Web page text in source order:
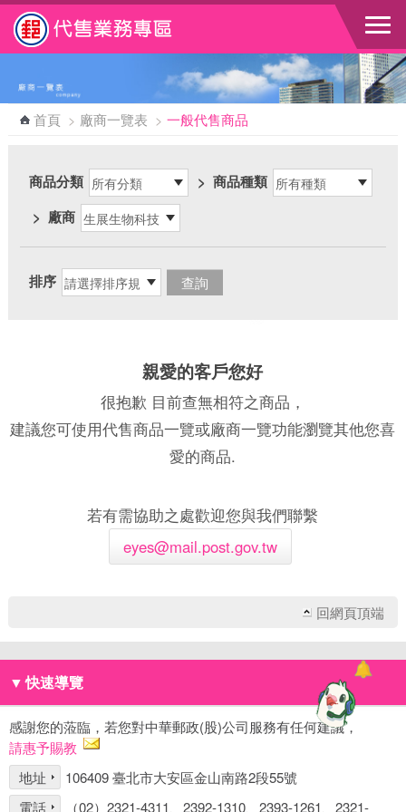
跳到主要內容區塊
首頁 > 廠商一覽表 > 一般代售商品
商品分類 > 商品種類
> 廠商
排序
親愛的客戶您好
很抱歉 目前查無相符之商品，
建議您可使用代售商品一覽或廠商一覽功能瀏覽其他您喜
愛的商品.
若有需協助之處歡迎您與我們聯繫
eyes@mail.post.gov.tw
回網頁頂端
▼ 快速導覽
感謝您的蒞臨，若您對中華郵政(股)公司服務有任何建議，
請惠予賜教
地址
106409 臺北市大安區金山南路2段55號
電話
（02）2321-4311、2392-1310、2393-1261、2321-